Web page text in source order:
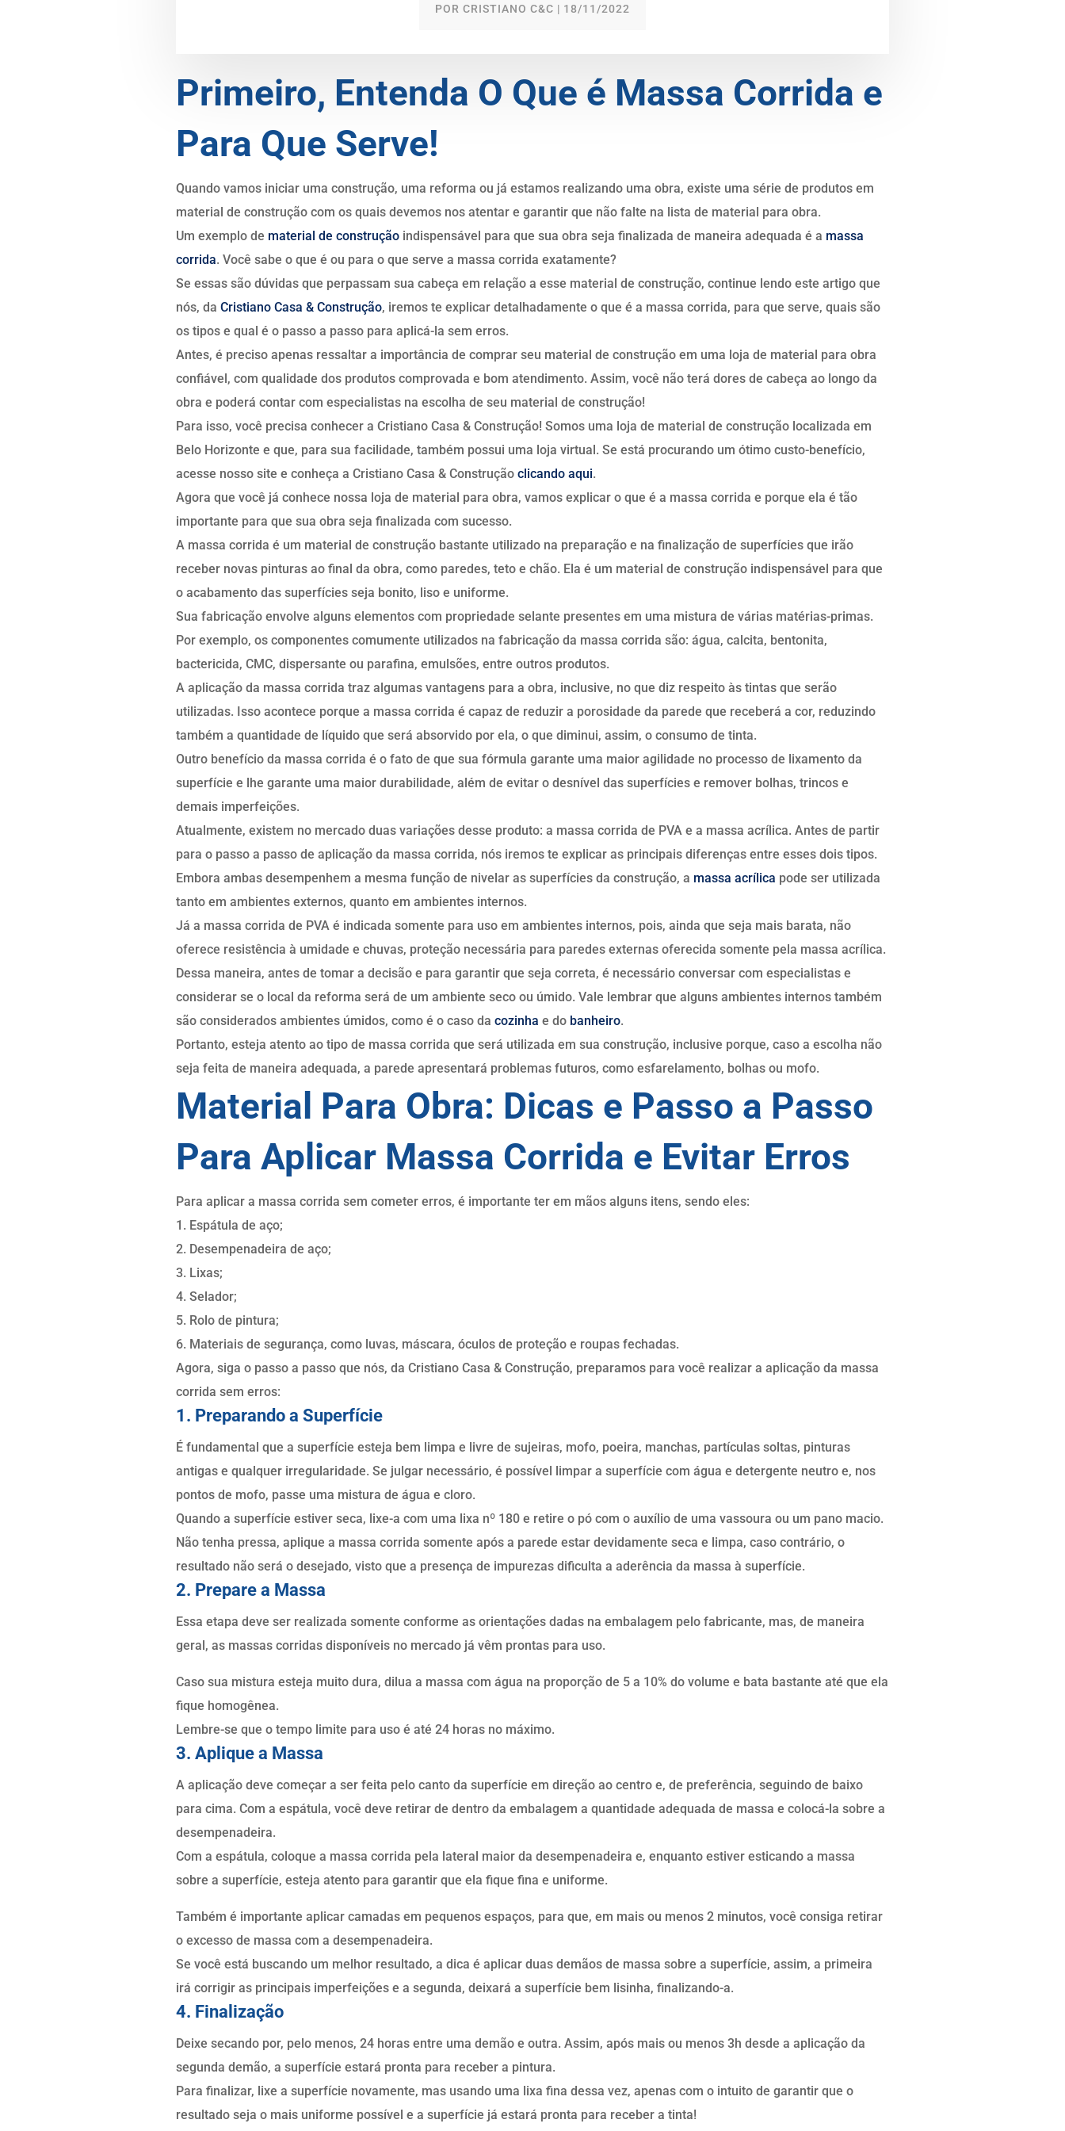
POR CRISTIANO C&C | 18/11/2022
Primeiro, Entenda O Que é Massa Corrida e
Para Que Serve!
Quando vamos iniciar uma construção, uma reforma ou já estamos realizando uma obra, existe uma série de produtos em
material de construção com os quais devemos nos atentar e garantir que não falte na lista de material para obra.
Um exemplo de material de construção indispensável para que sua obra seja finalizada de maneira adequada é a massa
corrida. Você sabe o que é ou para o que serve a massa corrida exatamente?
Se essas são dúvidas que perpassam sua cabeça em relação a esse material de construção, continue lendo este artigo que
nós, da Cristiano Casa & Construção, iremos te explicar detalhadamente o que é a massa corrida, para que serve, quais são
os tipos e qual é o passo a passo para aplicá-la sem erros.
Antes, é preciso apenas ressaltar a importância de comprar seu material de construção em uma loja de material para obra
confiável, com qualidade dos produtos comprovada e bom atendimento. Assim, você não terá dores de cabeça ao longo da
obra e poderá contar com especialistas na escolha de seu material de construção!
Para isso, você precisa conhecer a Cristiano Casa & Construção! Somos uma loja de material de construção localizada em
Belo Horizonte e que, para sua facilidade, também possui uma loja virtual. Se está procurando um ótimo custo-benefício,
acesse nosso site e conheça a Cristiano Casa & Construção clicando aqui.
Agora que você já conhece nossa loja de material para obra, vamos explicar o que é a massa corrida e porque ela é tão
importante para que sua obra seja finalizada com sucesso.
A massa corrida é um material de construção bastante utilizado na preparação e na finalização de superfícies que irão
receber novas pinturas ao final da obra, como paredes, teto e chão. Ela é um material de construção indispensável para que
o acabamento das superfícies seja bonito, liso e uniforme.
Sua fabricação envolve alguns elementos com propriedade selante presentes em uma mistura de várias matérias-primas.
Por exemplo, os componentes comumente utilizados na fabricação da massa corrida são: água, calcita, bentonita,
bactericida, CMC, dispersante ou parafina, emulsões, entre outros produtos.
A aplicação da massa corrida traz algumas vantagens para a obra, inclusive, no que diz respeito às tintas que serão
utilizadas. Isso acontece porque a massa corrida é capaz de reduzir a porosidade da parede que receberá a cor, reduzindo
também a quantidade de líquido que será absorvido por ela, o que diminui, assim, o consumo de tinta.
Outro benefício da massa corrida é o fato de que sua fórmula garante uma maior agilidade no processo de lixamento da
superfície e lhe garante uma maior durabilidade, além de evitar o desnível das superfícies e remover bolhas, trincos e
demais imperfeições.
Atualmente, existem no mercado duas variações desse produto: a massa corrida de PVA e a massa acrílica. Antes de partir
para o passo a passo de aplicação da massa corrida, nós iremos te explicar as principais diferenças entre esses dois tipos.
Embora ambas desempenhem a mesma função de nivelar as superfícies da construção, a massa acrílica pode ser utilizada
tanto em ambientes externos, quanto em ambientes internos.
Já a massa corrida de PVA é indicada somente para uso em ambientes internos, pois, ainda que seja mais barata, não
oferece resistência à umidade e chuvas, proteção necessária para paredes externas oferecida somente pela massa acrílica.
Dessa maneira, antes de tomar a decisão e para garantir que seja correta, é necessário conversar com especialistas e
considerar se o local da reforma será de um ambiente seco ou úmido. Vale lembrar que alguns ambientes internos também
são considerados ambientes úmidos, como é o caso da cozinha e do banheiro.
Portanto, esteja atento ao tipo de massa corrida que será utilizada em sua construção, inclusive porque, caso a escolha não
seja feita de maneira adequada, a parede apresentará problemas futuros, como esfarelamento, bolhas ou mofo.
Material Para Obra: Dicas e Passo a Passo
Para Aplicar Massa Corrida e Evitar Erros
Para aplicar a massa corrida sem cometer erros, é importante ter em mãos alguns itens, sendo eles:
1. Espátula de aço;
2. Desempenadeira de aço;
3. Lixas;
4. Selador;
5. Rolo de pintura;
6. Materiais de segurança, como luvas, máscara, óculos de proteção e roupas fechadas.
Agora, siga o passo a passo que nós, da Cristiano Casa & Construção, preparamos para você realizar a aplicação da massa
corrida sem erros:
1. Preparando a Superfície
É fundamental que a superfície esteja bem limpa e livre de sujeiras, mofo, poeira, manchas, partículas soltas, pinturas
antigas e qualquer irregularidade. Se julgar necessário, é possível limpar a superfície com água e detergente neutro e, nos
pontos de mofo, passe uma mistura de água e cloro.
Quando a superfície estiver seca, lixe-a com uma lixa nº 180 e retire o pó com o auxílio de uma vassoura ou um pano macio.
Não tenha pressa, aplique a massa corrida somente após a parede estar devidamente seca e limpa, caso contrário, o
resultado não será o desejado, visto que a presença de impurezas dificulta a aderência da massa à superfície.
2. Prepare a Massa
Essa etapa deve ser realizada somente conforme as orientações dadas na embalagem pelo fabricante, mas, de maneira
geral, as massas corridas disponíveis no mercado já vêm prontas para uso.
Caso sua mistura esteja muito dura, dilua a massa com água na proporção de 5 a 10% do volume e bata bastante até que ela
fique homogênea.
Lembre-se que o tempo limite para uso é até 24 horas no máximo.
3. Aplique a Massa
A aplicação deve começar a ser feita pelo canto da superfície em direção ao centro e, de preferência, seguindo de baixo
para cima. Com a espátula, você deve retirar de dentro da embalagem a quantidade adequada de massa e colocá-la sobre a
desempenadeira.
Com a espátula, coloque a massa corrida pela lateral maior da desempenadeira e, enquanto estiver esticando a massa
sobre a superfície, esteja atento para garantir que ela fique fina e uniforme.
Também é importante aplicar camadas em pequenos espaços, para que, em mais ou menos 2 minutos, você consiga retirar
o excesso de massa com a desempenadeira.
Se você está buscando um melhor resultado, a dica é aplicar duas demãos de massa sobre a superfície, assim, a primeira
irá corrigir as principais imperfeições e a segunda, deixará a superfície bem lisinha, finalizando-a.
4. Finalização
Deixe secando por, pelo menos, 24 horas entre uma demão e outra. Assim, após mais ou menos 3h desde a aplicação da
segunda demão, a superfície estará pronta para receber a pintura.
Para finalizar, lixe a superfície novamente, mas usando uma lixa fina dessa vez, apenas com o intuito de garantir que o
resultado seja o mais uniforme possível e a superfície já estará pronta para receber a tinta!